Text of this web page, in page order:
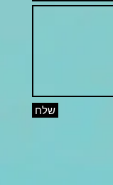
שלח